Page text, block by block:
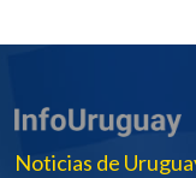
Noticias de